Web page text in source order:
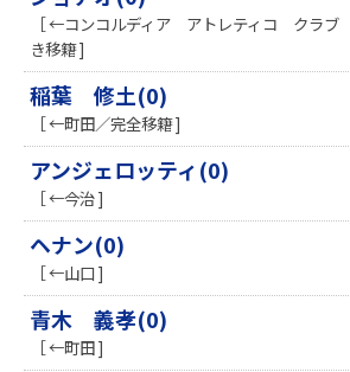
［ ←コンコルディア アトレティコ クラブ
き移籍 ]
稲葉 修土(0)
［ ←町田／完全移籍 ]
アンジェロッティ(0)
［ ←今治 ]
ヘナン(0)
［ ←山口 ]
青木 義孝(0)
［ ←町田 ]